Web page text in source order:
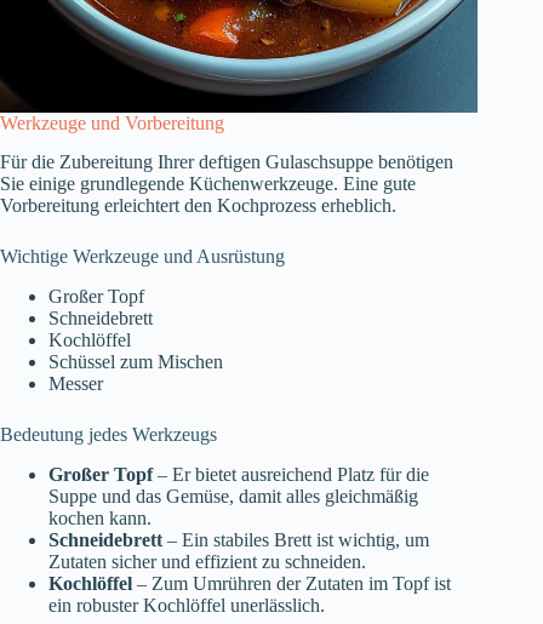
Werkzeuge und Vorbereitung
Für die Zubereitung Ihrer deftigen Gulaschsuppe benötigen
Sie einige grundlegende Küchenwerkzeuge. Eine gute
Vorbereitung erleichtert den Kochprozess erheblich.
Wichtige Werkzeuge und Ausrüstung
Großer Topf
Schneidebrett
Kochlöffel
Schüssel zum Mischen
Messer
Bedeutung jedes Werkzeugs
Großer Topf– Er bietet ausreichend Platz für die
Suppe und das Gemüse, damit alles gleichmäßig
kochen kann.
Schneidebrett – Ein stabiles Brett ist wichtig, um
Zutaten sicher und effizient zu schneiden.
Kochlöffel – Zum Umrühren der Zutaten im Topf ist
ein robuster Kochlöffel unerlässlich.